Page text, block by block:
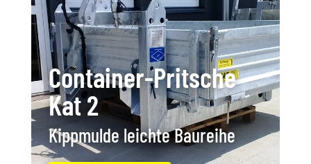
Container-Pritsche
Kat 2
Kippmulde leichte Baureihe